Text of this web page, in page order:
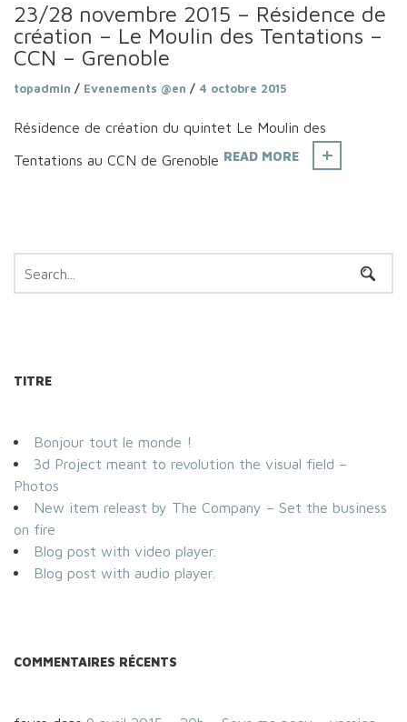
23/28 novembre 2015 – Résidence de
création – Le Moulin des Tentations –
CCN – Grenoble
topadmin / Evenements @en / 4 octobre 2015
Résidence de création du quintet Le Moulin des
Tentations au CCN de Grenoble READ MORE
TITRE
Bonjour tout le monde !
3d Project meant to revolution the visual field –
Photos
New item releast by The Company – Set the business
on fire
Blog post with video player.
Blog post with audio player.
COMMENTAIRES RÉCENTS